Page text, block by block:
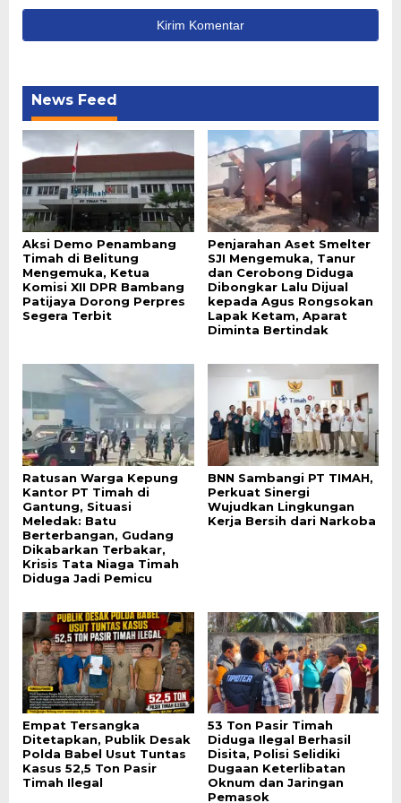
News Feed
Aksi Demo Penambang
Timah di Belitung
Mengemuka, Ketua
Komisi XII DPR Bambang
Patijaya Dorong Perpres
Segera Terbit
Penjarahan Aset Smelter
SJI Mengemuka, Tanur
dan Cerobong Diduga
Dibongkar Lalu Dijual
kepada Agus Rongsokan
Lapak Ketam, Aparat
Diminta Bertindak
Ratusan Warga Kepung
Kantor PT Timah di
Gantung, Situasi
Meledak: Batu
Berterbangan, Gudang
Dikabarkan Terbakar,
Krisis Tata Niaga Timah
Diduga Jadi Pemicu
BNN Sambangi PT TIMAH,
Perkuat Sinergi
Wujudkan Lingkungan
Kerja Bersih dari Narkoba
Empat Tersangka
Ditetapkan, Publik Desak
Polda Babel Usut Tuntas
Kasus 52,5 Ton Pasir
Timah Ilegal
53 Ton Pasir Timah
Diduga Ilegal Berhasil
Disita, Polisi Selidiki
Dugaan Keterlibatan
Oknum dan Jaringan
Pemasok